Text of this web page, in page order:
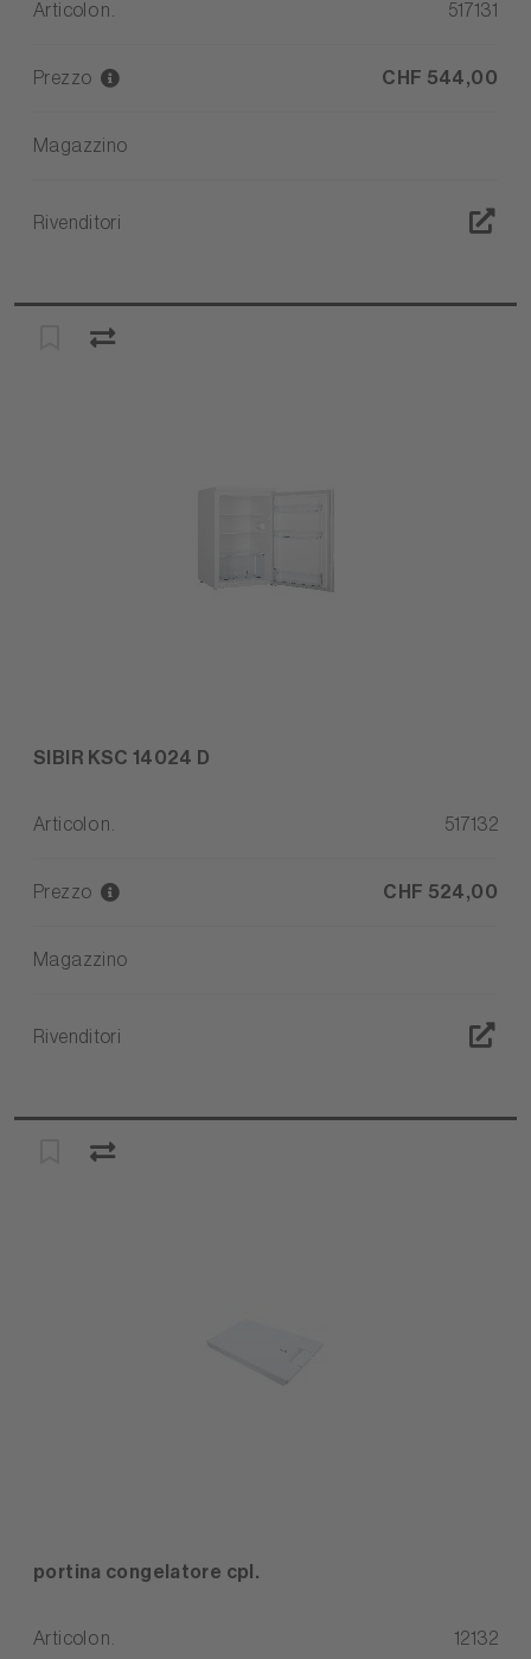
Articolo n. 517131
Prezzo CHF 544,00
Magazzino
Rivenditori
SIBIR KSC 14024 D
Articolo n. 517132
Prezzo CHF 524,00
Magazzino
Rivenditori
portina congelatore cpl.
Articolo n. 12132